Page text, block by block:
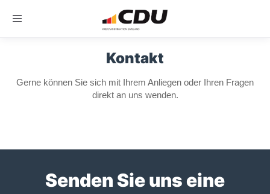
Toggle
Kontakt
Gerne können Sie sich mit Ihrem Anliegen oder Ihren Fragen
direkt an uns wenden.
Senden Sie uns eine